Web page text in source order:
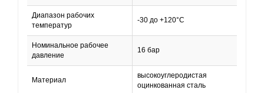
Диапазон рабочих
температур
-30 до +120°С
Номинальное рабочее
давление
16 бар
Материал
высокоуглеродистая
оцинкованная сталь